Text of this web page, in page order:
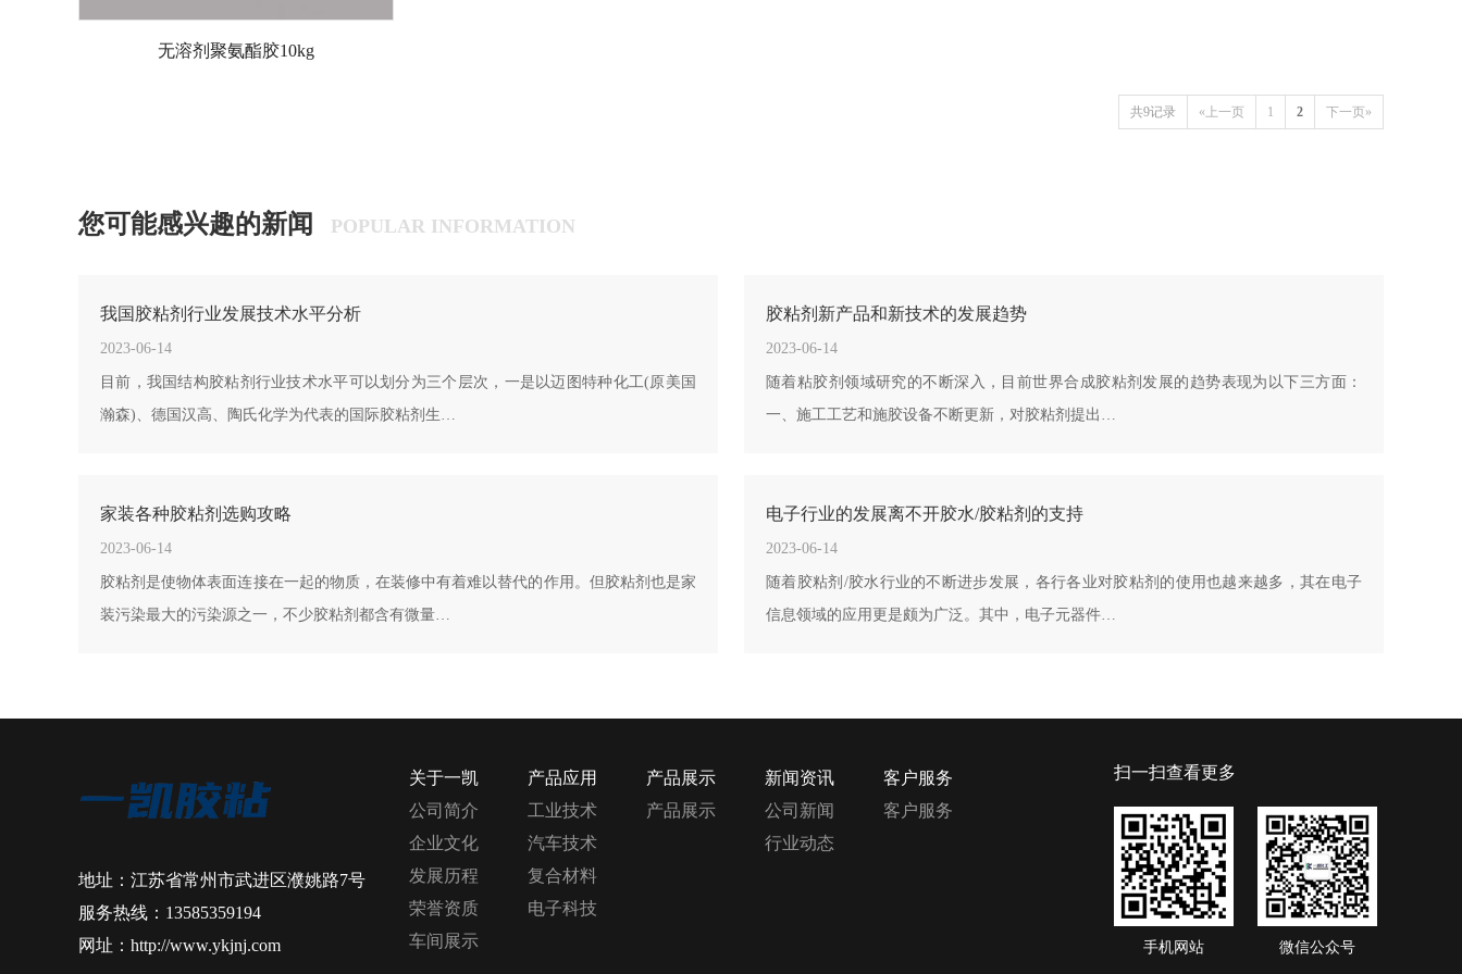
无溶剂聚氨酯胶10kg
共9记录 «上一页 1 2 下一页»
您可能感兴趣的新闻 POPULAR INFORMATION
我国胶粘剂行业发展技术水平分析
2023-06-14
目前，我国结构胶粘剂行业技术水平可以划分为三个层次，一是以迈图特种化工(原美国
瀚森)、德国汉高、陶氏化学为代表的国际胶粘剂生…
胶粘剂新产品和新技术的发展趋势
2023-06-14
随着粘胶剂领域研究的不断深入，目前世界合成胶粘剂发展的趋势表现为以下三方面：
一、施工工艺和施胶设备不断更新，对胶粘剂提出…
家装各种胶粘剂选购攻略
2023-06-14
胶粘剂是使物体表面连接在一起的物质，在装修中有着难以替代的作用。但胶粘剂也是家
装污染最大的污染源之一，不少胶粘剂都含有微量…
电子行业的发展离不开胶水/胶粘剂的支持
2023-06-14
随着胶粘剂/胶水行业的不断进步发展，各行各业对胶粘剂的使用也越来越多，其在电子
信息领域的应用更是颇为广泛。其中，电子元器件…
地址：江苏省常州市武进区濮姚路7号
服务热线：13585359194
网址：http://www.ykjnj.com
关于一凯
公司简介
企业文化
发展历程
荣誉资质
车间展示
产品应用
工业技术
汽车技术
复合材料
电子科技
产品展示
产品展示
新闻资讯
公司新闻
行业动态
客户服务
客户服务
扫一扫查看更多
手机网站 微信公众号